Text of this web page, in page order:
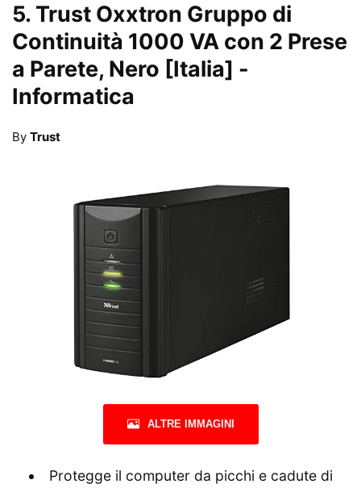
5. Trust Oxxtron Gruppo di
Continuità 1000 VA con 2 Prese
a Parete, Nero [Italia] -
Informatica
By Trust
ALTRE IMMAGINI
Protegge il computer da picchi e cadute di